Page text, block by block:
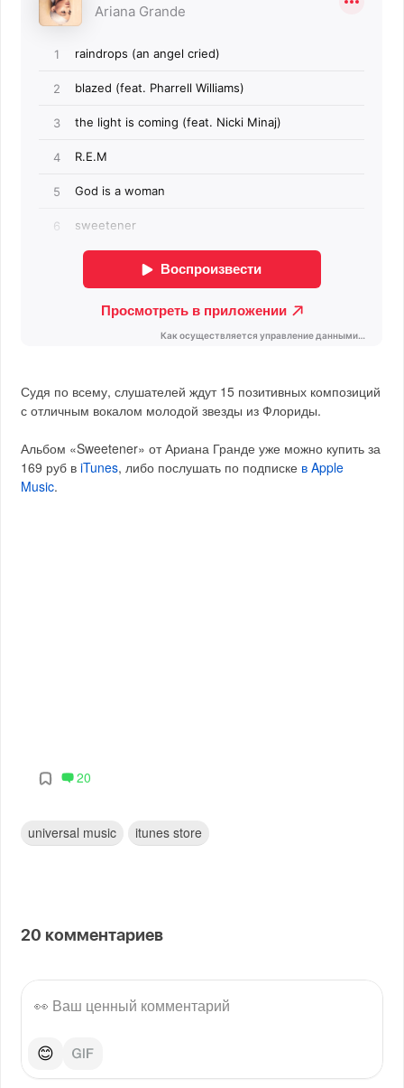
Судя по всему, слушателей ждут 15 позитивных композиций
с отличным вокалом молодой звезды из Флориды.
Альбом «Sweetener» от Ариана Гранде уже можно купить за
169 руб вiTunes, либо послушать по подписке в Apple
Music.
20
universal music itunes store
20 комментариев
😊